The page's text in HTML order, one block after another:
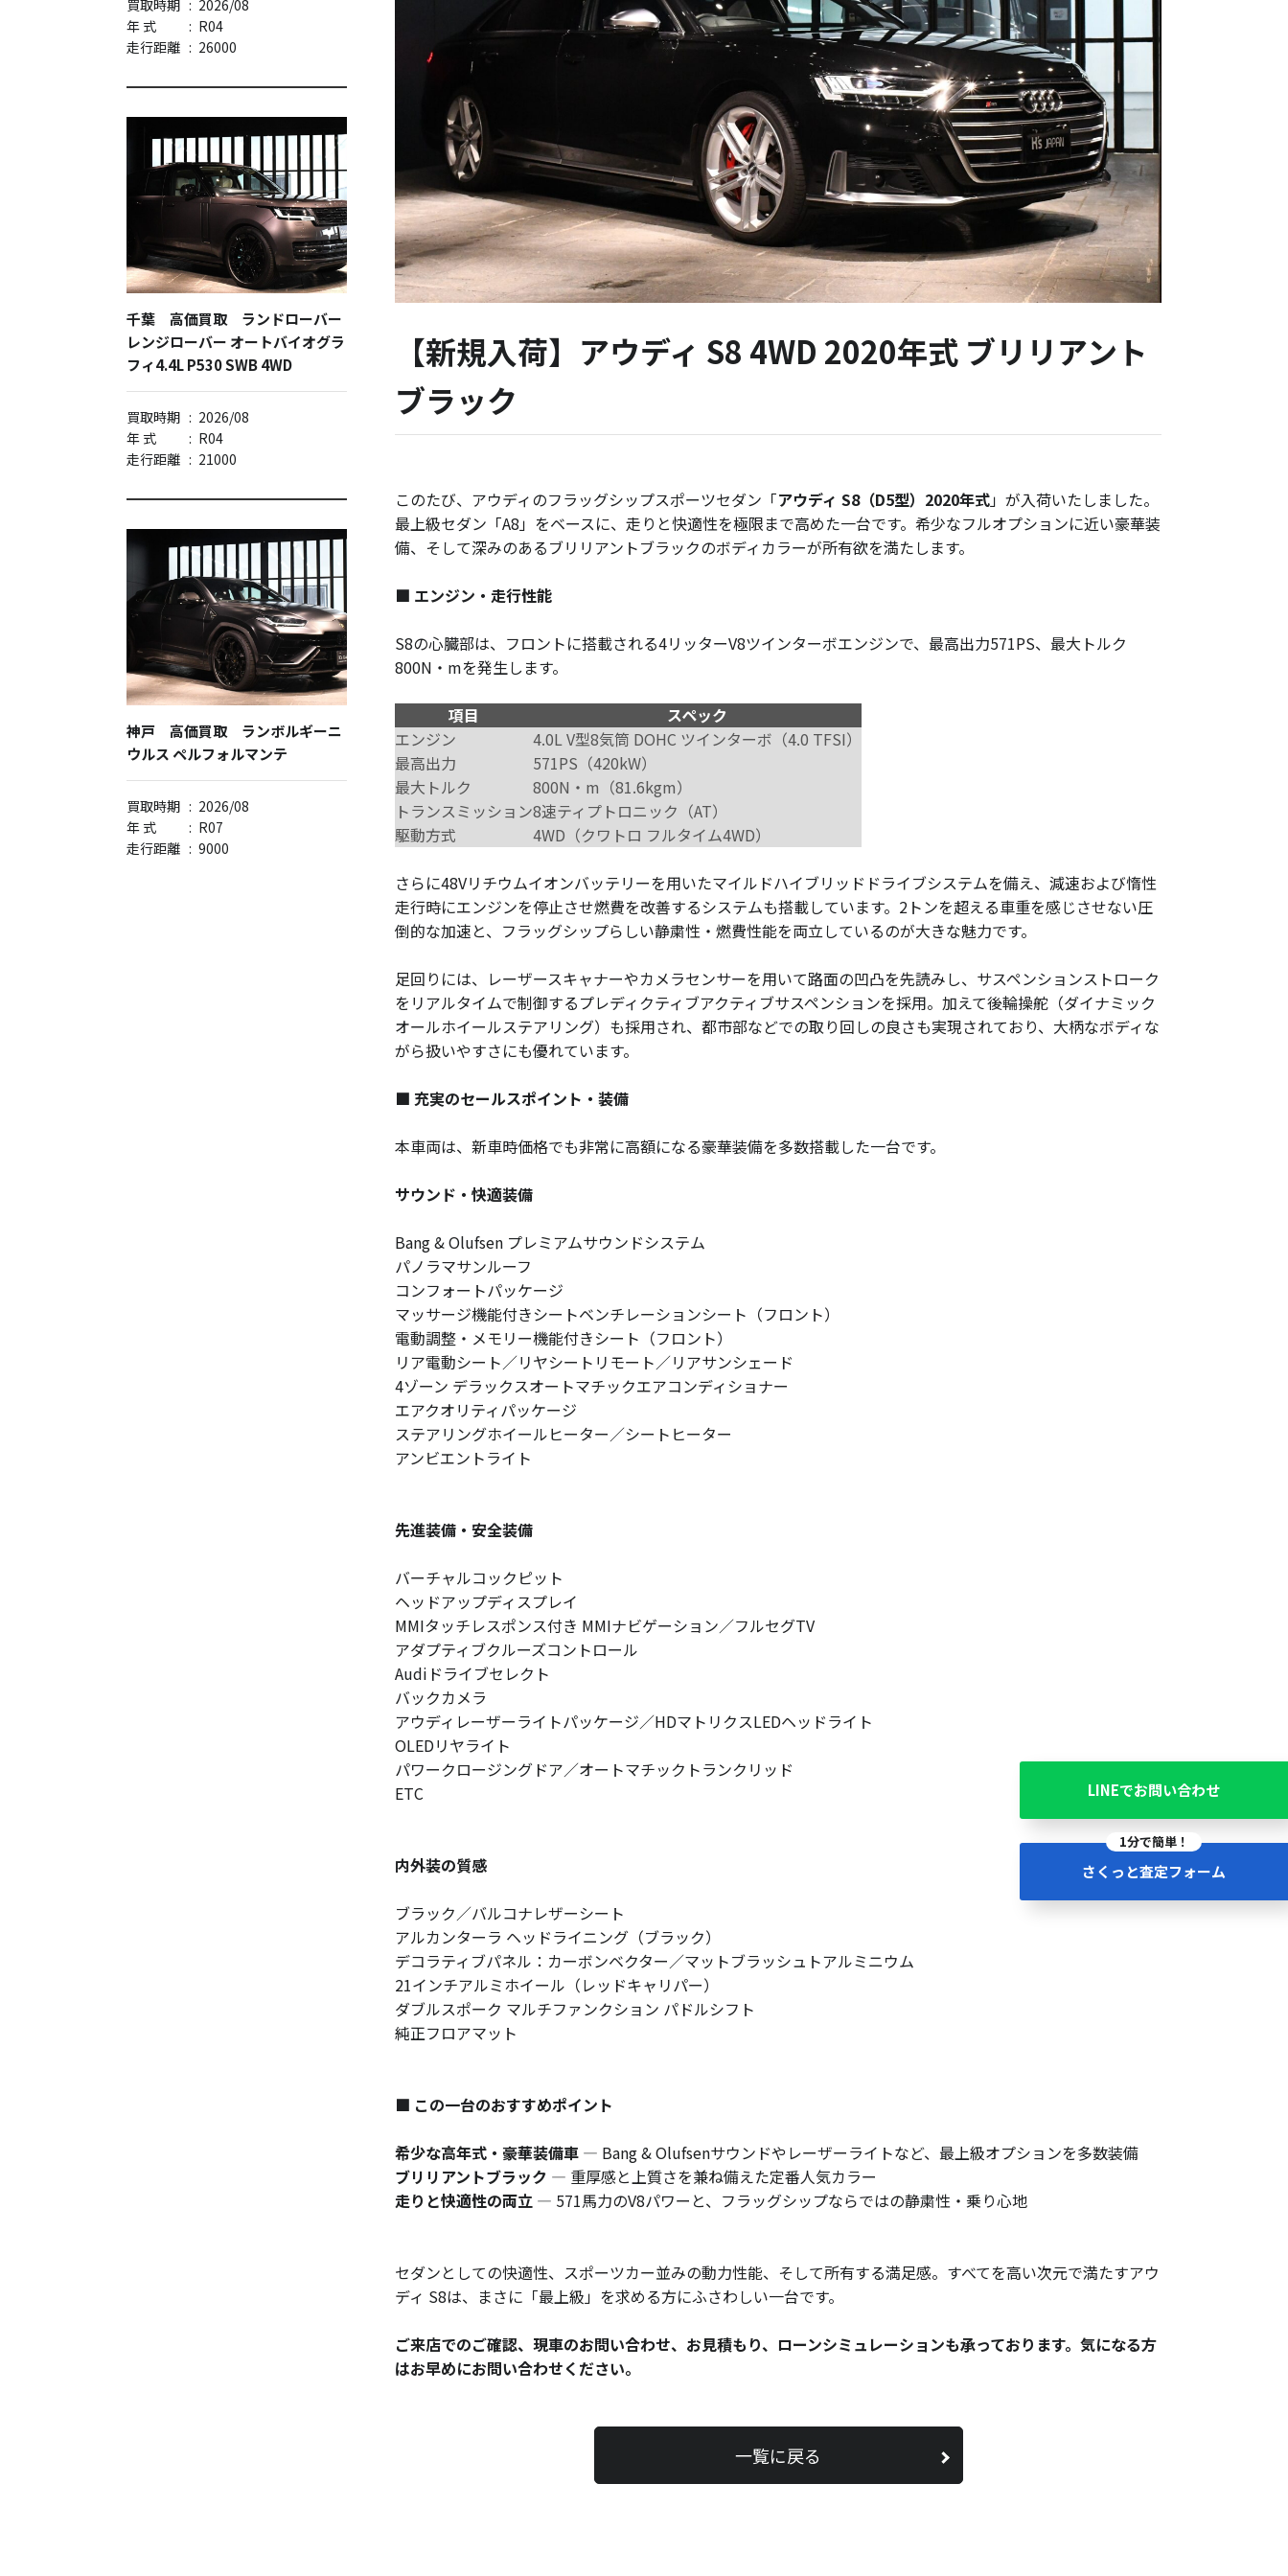
LINEでお問い合わせ
1分で簡単！
さくっと査定フォーム
買取時期 : 2026/08
年 式
: R04
走行距離 : 26000
千葉 高価買取 ランドローバー
レンジローバー オートバイオグラ
フィ4.4L P530 SWB 4WD
買取時期 : 2026/08
年 式
: R04
走行距離 : 21000
神戸 高価買取 ランボルギーニ
ウルス ペルフォルマンテ
買取時期 : 2026/08
年 式
: R07
走行距離 : 9000
【新規入荷】アウディ S8 4WD 2020年式 ブリリアント
ブラック
このたび、アウディのフラッグシップスポーツセダン「アウディ S8（D5型）2020年式」が入荷いたしました。
最上級セダン「A8」をベースに、走りと快適性を極限まで高めた一台です。希少なフルオプションに近い豪華装
備、そして深みのあるブリリアントブラックのボディカラーが所有欲を満たします。
■ エンジン・走行性能
S8の心臓部は、フロントに搭載される4リッターV8ツインターボエンジンで、最高出力571PS、最大トルク
800N・mを発生します。
項目
スペック
エンジン
4.0L V型8気筒 DOHC ツインターボ（4.0 TFSI）
最高出力
571PS（420kW）
最大トルク
800N・m（81.6kgm）
トランスミッション8速ティプトロニック（AT）
駆動方式
4WD（クワトロ フルタイム4WD）
さらに48Vリチウムイオンバッテリーを用いたマイルドハイブリッドドライブシステムを備え、減速および惰性
走行時にエンジンを停止させ燃費を改善するシステムも搭載しています。2トンを超える車重を感じさせない圧
倒的な加速と、フラッグシップらしい静粛性・燃費性能を両立しているのが大きな魅力です。
足回りには、レーザースキャナーやカメラセンサーを用いて路面の凹凸を先読みし、サスペンションストローク
をリアルタイムで制御するプレディクティブアクティブサスペンションを採用。加えて後輪操舵（ダイナミック
オールホイールステアリング）も採用され、都市部などでの取り回しの良さも実現されており、大柄なボディな
がら扱いやすさにも優れています。
■ 充実のセールスポイント・装備
本車両は、新車時価格でも非常に高額になる豪華装備を多数搭載した一台です。
サウンド・快適装備
Bang & Olufsen プレミアムサウンドシステム
パノラマサンルーフ
コンフォートパッケージ
マッサージ機能付きシートベンチレーションシート（フロント）
電動調整・メモリー機能付きシート（フロント）
リア電動シート／リヤシートリモート／リアサンシェード
4ゾーン デラックスオートマチックエアコンディショナー
エアクオリティパッケージ
ステアリングホイールヒーター／シートヒーター
アンビエントライト
先進装備・安全装備
バーチャルコックピット
ヘッドアップディスプレイ
MMIタッチレスポンス付き MMIナビゲーション／フルセグTV
アダプティブクルーズコントロール
Audiドライブセレクト
バックカメラ
アウディレーザーライトパッケージ／HDマトリクスLEDヘッドライト
OLEDリヤライト
パワークロージングドア／オートマチックトランクリッド
ETC
内外装の質感
ブラック／バルコナレザーシート
アルカンターラ ヘッドライニング（ブラック）
デコラティブパネル：カーボンベクター／マットブラッシュトアルミニウム
21インチアルミホイール（レッドキャリパー）
ダブルスポーク マルチファンクション パドルシフト
純正フロアマット
■ この一台のおすすめポイント
希少な高年式・豪華装備車 — Bang & Olufsenサウンドやレーザーライトなど、最上級オプションを多数装備
ブリリアントブラック — 重厚感と上質さを兼ね備えた定番人気カラー
走りと快適性の両立 — 571馬力のV8パワーと、フラッグシップならではの静粛性・乗り心地
セダンとしての快適性、スポーツカー並みの動力性能、そして所有する満足感。すべてを高い次元で満たすアウ
ディ S8は、まさに「最上級」を求める方にふさわしい一台です。
ご来店でのご確認、現車のお問い合わせ、お見積もり、ローンシミュレーションも承っております。気になる方
はお早めにお問い合わせください。
一覧に戻る